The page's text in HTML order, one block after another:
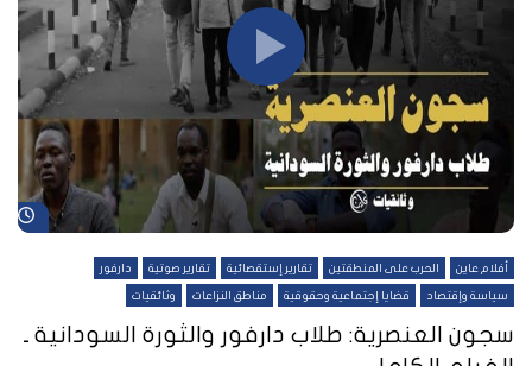
أفلام عاين الحرب على المنطقتين تقارير إستقصائية تقارير صوتية دارفور
سياسة وإقتصاد قضايا إجتماعية وحقوقية مناطق النزاعات وثائقيات
سجون العنصرية: طلاب دارفور والثورة السودانية ـ